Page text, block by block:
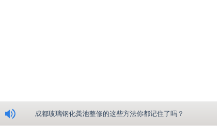
成都玻璃钢化粪池整修的这些方法你都记住了吗？